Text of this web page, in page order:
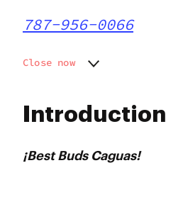
Introduction
¡Best Buds Caguas!
787-956-0066
Close now
Wednesday
Friday
Saturday
10:00 am - 8:00
10:00 am - 8:00
10:00 am - 6:00